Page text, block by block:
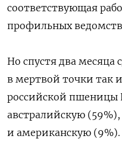
соответствующая
профильных
Но спустя два месяца
в мертвой точки так
российской пшеницы
австралийскую
и американскую (9%).